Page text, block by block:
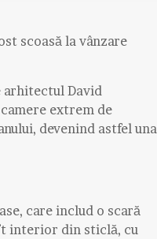
scoasă la vânzare
arhitectul David
extrem de
devenind astfel una
care includ o scară
interior din sticlă, cu